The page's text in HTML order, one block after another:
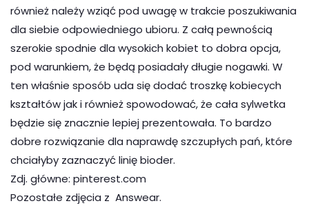
również należy wziąć pod uwagę w trakcie poszukiwania
dla siebie odpowiedniego ubioru. Z całą pewnością
szerokie spodnie dla wysokich kobiet to dobra opcja,
pod warunkiem, że będą posiadały długie nogawki. W
ten właśnie sposób uda się dodać troszkę kobiecych
kształtów jak i również spowodować, że cała sylwetka
będzie się znacznie lepiej prezentowała. To bardzo
dobre rozwiązanie dla naprawdę szczupłych pań, które
chciałyby zaznaczyć linię bioder.
Zdj. główne: pinterest.com
Pozostałe zdjęcia z Answear.